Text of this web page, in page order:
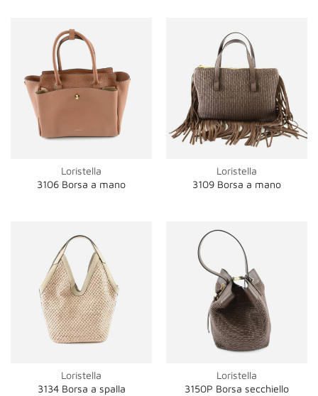
Loristella
3106 Borsa a mano
Loristella
3109 Borsa a mano
Loristella
3134 Borsa a spalla
Loristella
3150P Borsa secchiello